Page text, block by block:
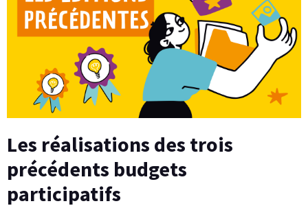
Les réalisations des trois
précédents budgets
participatifs